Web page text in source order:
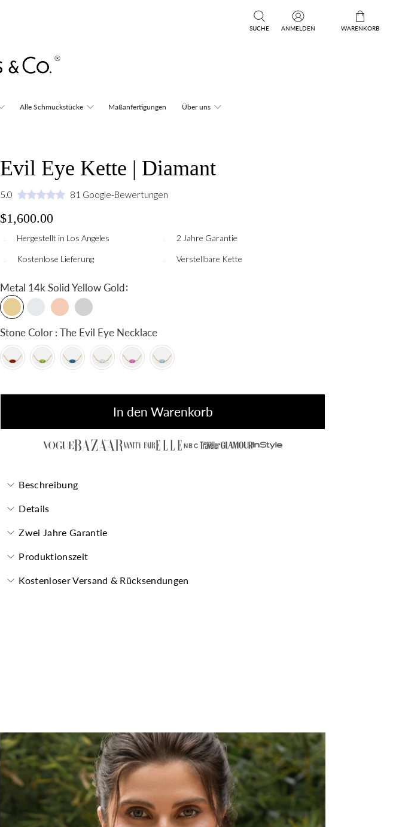
SUCHE ANMELDEN WARENKORB
Alle Schmuckstücke Maßanfertigungen Über uns
Evil Eye Kette | Diamant
5.0 81 Google-Bewertungen
$1,600.00
Hergestellt in Los Angeles 2 Jahre Garantie
Kostenlose Lieferung Verstellbare Kette
Metal 14k Solid Yellow Gold:
Stone Color : The Evil Eye Necklace
In den Warenkorb
NBC
Beschreibung
Details
Zwei Jahre Garantie
Produktionszeit
Kostenloser Versand & Rücksendungen